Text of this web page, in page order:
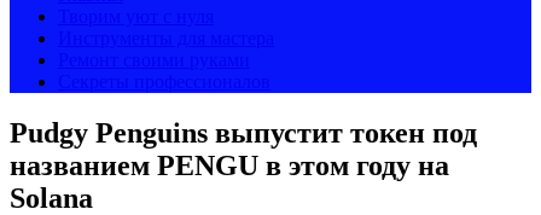
Pudgy Penguins выпустит токен под
названием PENGU в этом году на
Solana